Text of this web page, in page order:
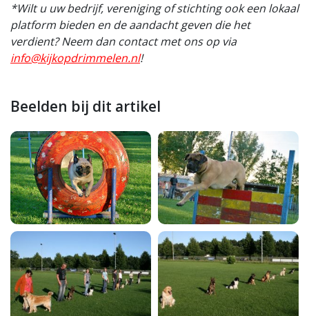
*Wilt u uw bedrijf, vereniging of stichting ook een lokaal
platform bieden en de aandacht geven die het
verdient? Neem dan contact met ons op via
info@kijkopdrimmelen.nl!
Beelden bij dit artikel